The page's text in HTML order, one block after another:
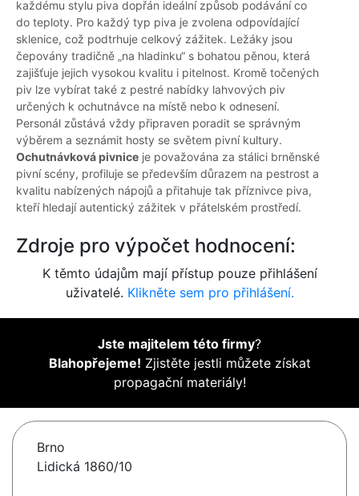
každému stylu piva dopřán ideální způsob podávání co
do teploty. Pro každý typ piva je zvolena odpovídající
sklenice, což podtrhuje celkový zážitek. Ležáky jsou
čepovány tradičně „na hladinku“ s bohatou pěnou, která
zajišťuje jejich vysokou kvalitu i pitelnost. Kromě točených
piv lze vybírat také z pestré nabídky lahvových piv
určených k ochutnávce na místě nebo k odnesení.
Personál zůstává vždy připraven poradit se správným
výběrem a seznámit hosty se světem pivní kultury.
Ochutnávková pivnice je považována za stálici brněnské
pivní scény, profiluje se především důrazem na pestrost a
kvalitu nabízených nápojů a přitahuje tak příznivce piva,
kteří hledají autentický zážitek v přátelském prostředí.
Zdroje pro výpočet hodnocení:
K těmto údajům mají přístup pouze přihlášení
uživatelé. Klikněte sem pro přihlášení.
Jste majitelem této firmy?
Blahopřejeme! Zjistěte jestli můžete získat
propagační materiály!
Brno
Lidická 1860/10